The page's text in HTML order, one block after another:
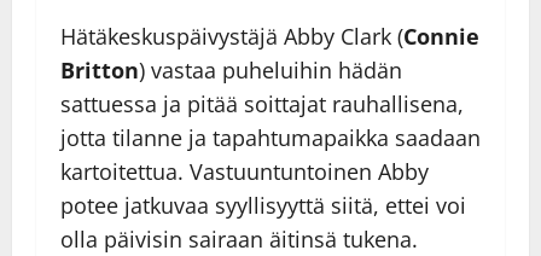
Hätäkeskuspäivystäjä Abby Clark (Connie
Britton) vastaa puheluihin hädän
sattuessa ja pitää soittajat rauhallisena,
jotta tilanne ja tapahtumapaikka saadaan
kartoitettua. Vastuuntuntoinen Abby
potee jatkuvaa syyllisyyttä siitä, ettei voi
olla päivisin sairaan äitinsä tukena.